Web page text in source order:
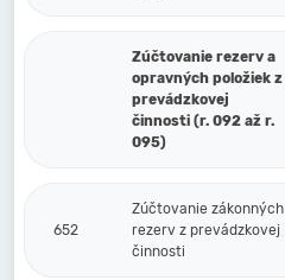
Zúčtovanie rezerv a
opravných položiek z
prevádzkovej
činnosti (r. 092 až r.
095)
652
Zúčtovanie zákonných
rezerv z prevádzkovej
činnosti